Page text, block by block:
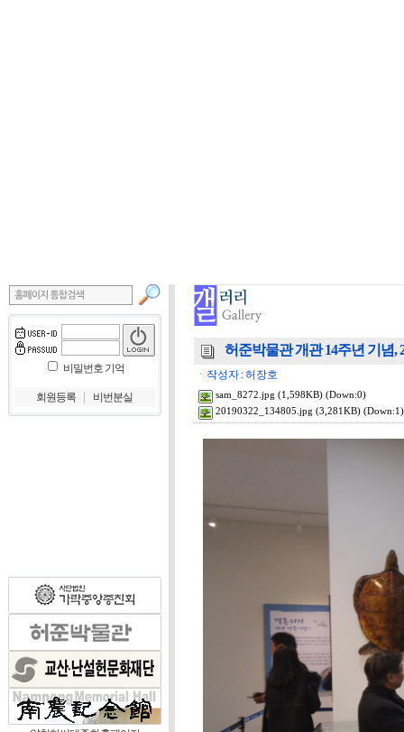
비밀번호 기억
회원등록 비번분실
허준박물관 개관 14주년 기념,
ㆍ작성자 : 허장호
sam_8272.jpg (1,598KB) (Down:0)
20190322_134805.jpg (3,281KB) (Down:1)